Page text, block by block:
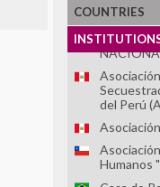
COUNTRIES
del Perú
Humanos